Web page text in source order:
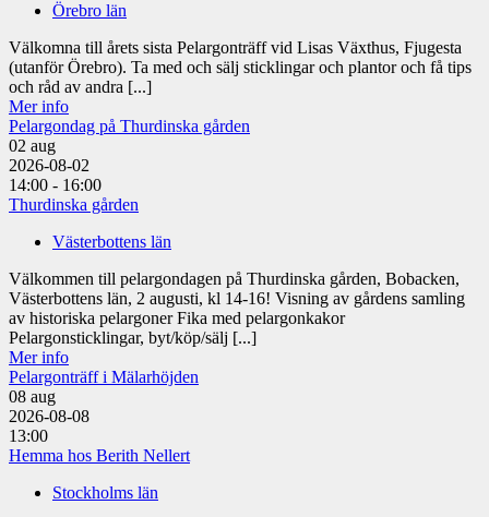
Örebro län
Välkomna till årets sista Pelargonträff vid Lisas Växthus, Fjugesta
(utanför Örebro). Ta med och sälj sticklingar och plantor och få tips
och råd av andra [...]
Mer info
Pelargondag på Thurdinska gården
02 aug
2026-08-02
14:00 - 16:00
Thurdinska gården
Västerbottens län
Välkommen till pelargondagen på Thurdinska gården, Bobacken,
Västerbottens län, 2 augusti, kl 14-16! Visning av gårdens samling
av historiska pelargoner Fika med pelargonkakor
Pelargonsticklingar, byt/köp/sälj [...]
Mer info
Pelargonträff i Mälarhöjden
08 aug
2026-08-08
13:00
Hemma hos Berith Nellert
Stockholms län